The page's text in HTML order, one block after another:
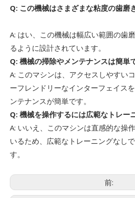
Q: この機械はさまざまな粘度の歯磨
A: はい、この機械は幅広い範囲の歯
るように設計されています。
Q: 機械の掃除やメンテナンスは簡単
A: このマシンは、アクセスしやすい
ーフレンドリーなインターフェイス
ンテナンスが簡単です。
Q: 機械を操作するには広範なトレー
A: いいえ、このマシンは直感的な操
いるため、広範なトレーニングなし
す。
前: